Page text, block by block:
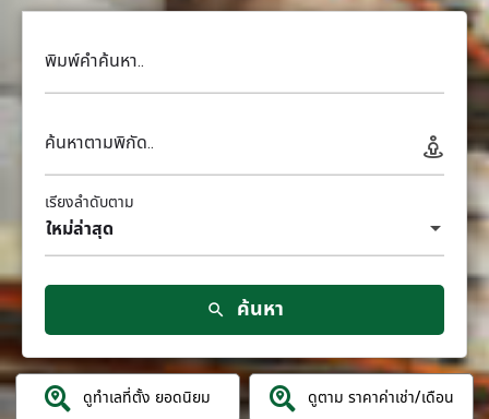
พิมพ์คำค้นหา..
ค้นหาตามพิกัด..
ใหม่ล่าสุด
เรียงลำดับตาม
ค้นหา
ดูทำเลที่ตั้ง ยอดนิยม ดูตาม ราคาค่าเช่า/เดือน